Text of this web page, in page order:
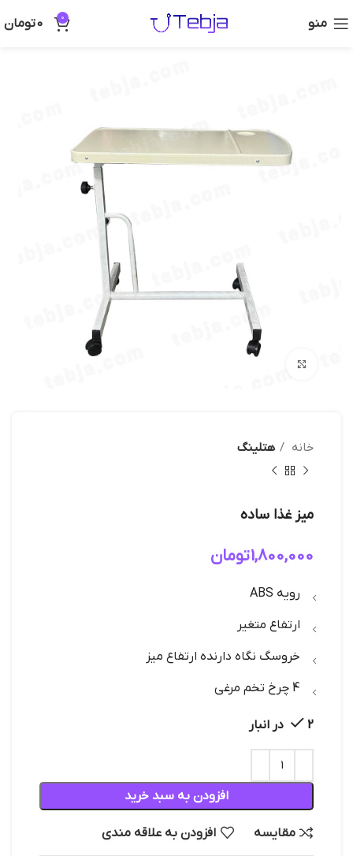
منو 0
0تومان
خانه هتلینگ
میز غذا ساده
1,800,000تومان
رویه ABS
ارتفاع متغیر
خروسگ نگاه دارنده ارتفاع میز
4 چرخ تخم مرغی
2 در انبار
افزودن به سبد خرید
مقایسه افزودن به علاقه مندی